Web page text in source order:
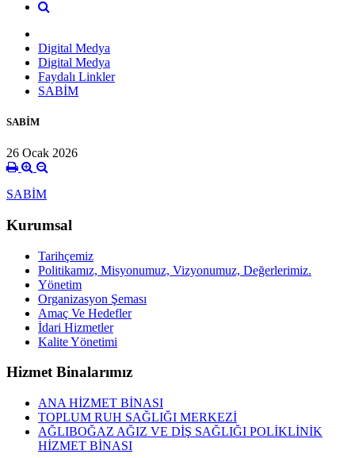
Digital Medya
Digital Medya
Faydalı Linkler
SABİM
SABİM
26 Ocak 2026
SABİM
Kurumsal
Tarihçemiz
Politikamız, Misyonumuz, Vizyonumuz, Değerlerimiz.
Yönetim
Organizasyon Şeması
Amaç Ve Hedefler
İdari Hizmetler
Kalite Yönetimi
Hizmet Binalarımız
ANA HİZMET BİNASI
TOPLUM RUH SAĞLIĞI MERKEZİ
AĞLIBOĞAZ AĞIZ VE DİŞ SAĞLIĞI POLİKLİNİK
HİZMET BİNASI